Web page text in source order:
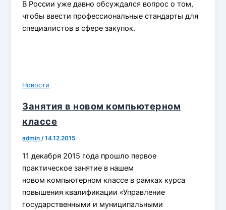
В России уже давно обсуждался вопрос о том,
чтобы ввести профессиональные стандарты для
специалистов в сфере закупок.
Новости
Занятия в новом компьютерном
классе
admin/14.12.2015
11 декабря 2015 года прошло первое
практическое занятие в нашем
новом компьютерном классе в рамках курса
повышения квалификации «Управление
государственными и муниципальными